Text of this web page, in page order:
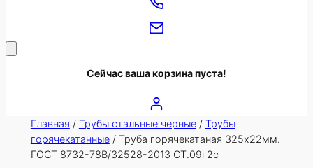
Сейчас ваша корзина пуста!
Главная / Трубы стальные черные/ Трубы
горячекатанные/ Труба горячекатаная 325х22мм.
ГОСТ 8732-78В/32528-2013 СТ.09г2с